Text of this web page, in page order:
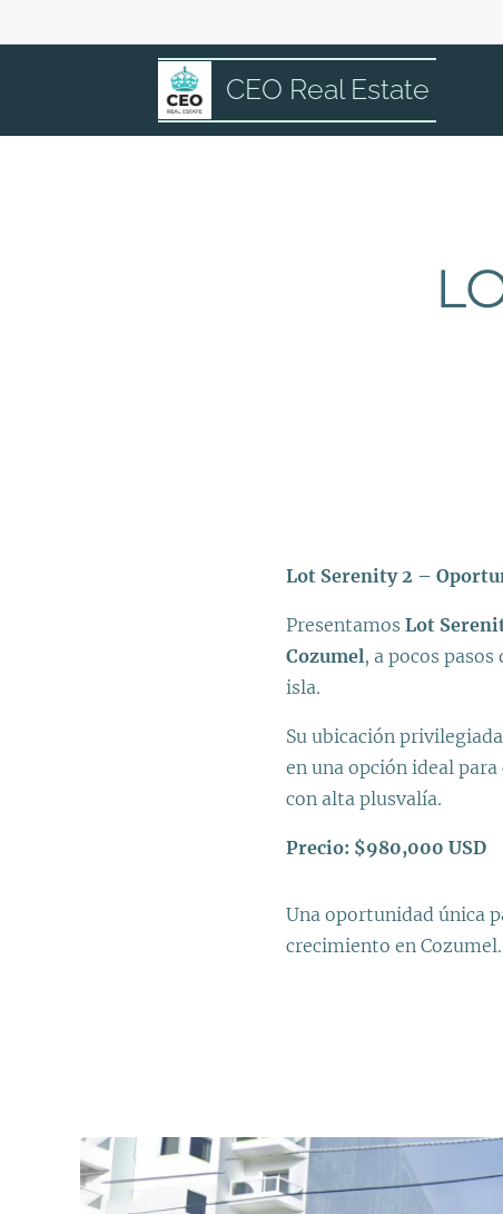
CEO Real Estate
Lot Serenity 2 –
Presentamos Lot
Cozumel, a pocos
isla.
Su ubicación
en una opción ideal
con alta plusvalía.
Precio: $980,000 USD
Una oportunidad única
crecimiento en Cozumel.